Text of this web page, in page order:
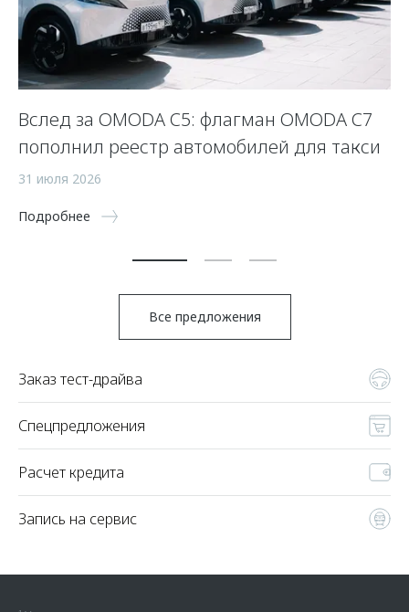
Вслед за OMODA C5: флагман OMODA C7
пополнил реестр автомобилей для такси
31 июля 2026
Подробнее
Все предложения
Заказ тест-драйва
Спецпредложения
Расчет кредита
Запись на сервис